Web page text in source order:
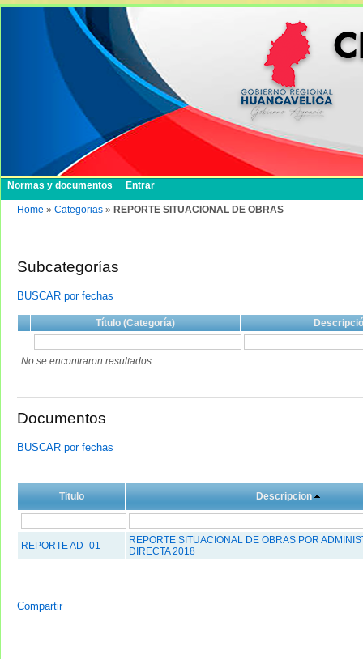
Normas y documentos Entrar
Home » Categorias » REPORTE SITUACIONAL DE OBRAS
Subcategorías
BUSCAR por fechas
Título (Categoría)
No se encontraron resultados.
Documentos
BUSCAR por fechas
Titulo Descripcion
REPORTE AD -01
REPORTE SITUACIONAL DE OBRAS POR
DIRECTA 2018
Compartir